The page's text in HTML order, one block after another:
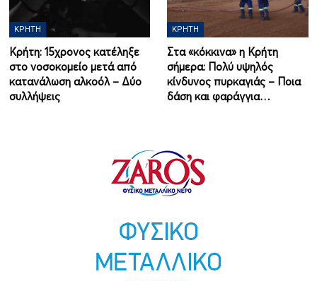
ΚΡΉΤΗ
Κρήτη: 15χρονος κατέληξε
στο νοσοκομείο μετά από
κατανάλωση αλκοόλ – Δύο
συλλήψεις
ΚΡΉΤΗ
Στα «κόκκινα» η Κρήτη
σήμερα: Πολύ υψηλός
κίνδυνος πυρκαγιάς – Ποια
δάση και φαράγγια…